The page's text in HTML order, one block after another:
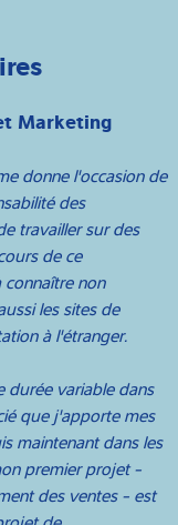
Marketing
donne l'occasion de
des
travailler sur des
de ce
non
les sites de
à l'étranger.
durée variable dans
que j'apporte mes
maintenant dans les
premier projet -
des ventes - est